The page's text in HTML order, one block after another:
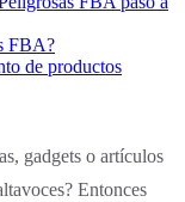
FBA?
de productos
gadgets o artículos
Entonces